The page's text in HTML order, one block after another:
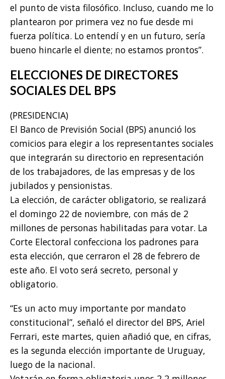
el punto de vista filosófico. Incluso, cuando me lo
plantearon por primera vez no fue desde mi
fuerza política. Lo entendí y en un futuro, sería
bueno hincarle el diente; no estamos prontos”.
ELECCIONES DE DIRECTORES
SOCIALES DEL BPS
(PRESIDENCIA)
El Banco de Previsión Social (BPS) anunció los
comicios para elegir a los representantes sociales
que integrarán su directorio en representación
de los trabajadores, de las empresas y de los
jubilados y pensionistas.
La elección, de carácter obligatorio, se realizará
el domingo 22 de noviembre, con más de 2
millones de personas habilitadas para votar. La
Corte Electoral confecciona los padrones para
esta elección, que cerraron el 28 de febrero de
este año. El voto será secreto, personal y
obligatorio.
“Es un acto muy importante por mandato
constitucional”, señaló el director del BPS, Ariel
Ferrari, este martes, quien añadió que, en cifras,
es la segunda elección importante de Uruguay,
luego de la nacional.